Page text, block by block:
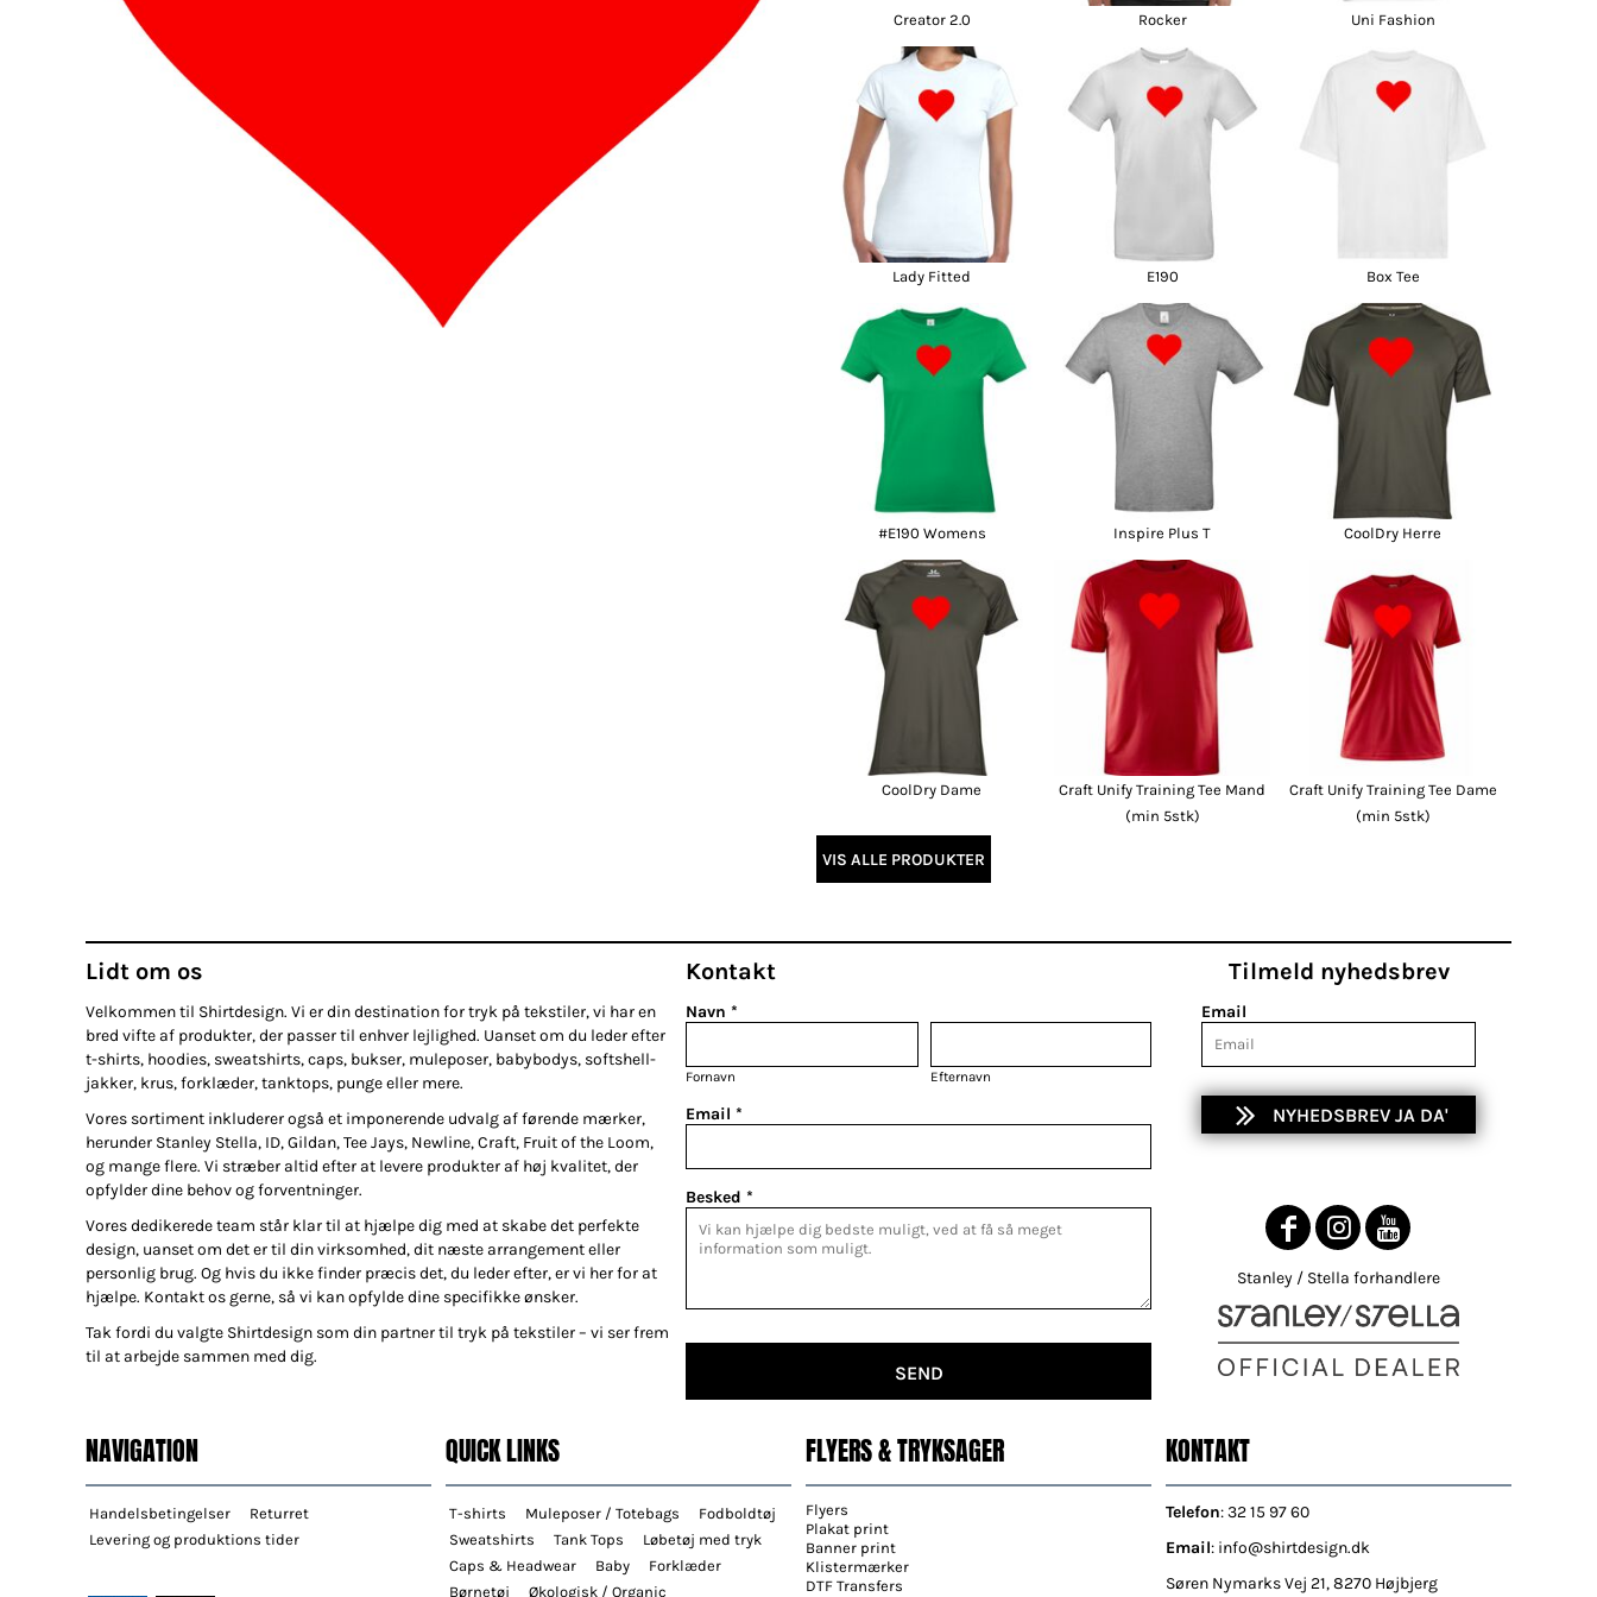
Creator 2.0 Rocker Uni Fashion
Lady Fitted E190 Box Tee
#E190 Womens Inspire Plus T CoolDry Herre
CoolDry Dame
Craft Unify Training Tee Mand
(min 5stk)
Craft Unify Training Tee Dame
(min 5stk)
VIS ALLE PRODUKTER
Lidt om os
Velkommen til Shirtdesign. Vi er din destination for tryk på tekstiler, vi har en
bred vifte af produkter, der passer til enhver lejlighed. Uanset om du leder efter
t-shirts, hoodies, sweatshirts, caps, bukser, muleposer, babybodys, softshell-
jakker, krus, forklæder, tanktops, punge eller mere.
Vores sortiment inkluderer også et imponerende udvalg af førende mærker,
herunder Stanley Stella, ID, Gildan, Tee Jays, Newline, Craft, Fruit of the Loom,
og mange flere. Vi stræber altid efter at levere produkter af høj kvalitet, der
opfylder dine behov og forventninger.
Vores dedikerede team står klar til at hjælpe dig med at skabe det perfekte
design, uanset om det er til din virksomhed, dit næste arrangement eller
personlig brug. Og hvis du ikke finder præcis det, du leder efter, er vi her for at
hjælpe. Kontakt os gerne, så vi kan opfylde dine specifikke ønsker.
Tak fordi du valgte Shirtdesign som din partner til tryk på tekstiler – vi ser frem
til at arbejde sammen med dig.
Kontakt
Navn *
Fornavn Efternavn
Email *
Besked *
SEND
Tilmeld nyhedsbrev
Email
NYHEDSBREV JA DA'
Stanley / Stella forhandlere
NAVIGATION
Handelsbetingelser
Returret
Levering og produktions tider
QUICK LINKS
T-shirts Muleposer / Totebags
Fodboldtøj
Sweatshirts
Tank Tops
Løbetøj med tryk
Caps & Headwear
Baby
Forklæder
Børnetøj
Økologisk / Organic
FLYERS & TRYKSAGER
Flyers
Plakat print
Banner print
Klistermærker
DTF Transfers
KONTAKT
Telefon: 32 15 97 60
Email: info@shirtdesign.dk
Søren Nymarks Vej 21, 8270 Højbjerg
Selv-indleveret
tekstiler
Økologisk / Organic
Transfer)